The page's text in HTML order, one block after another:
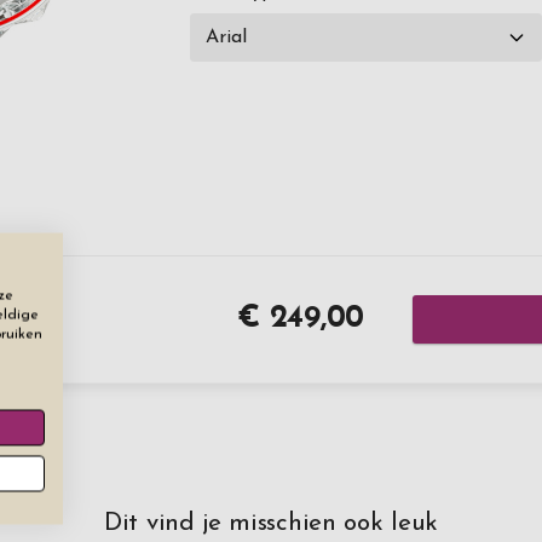
€ 249,00
Dit vind je misschien ook leuk